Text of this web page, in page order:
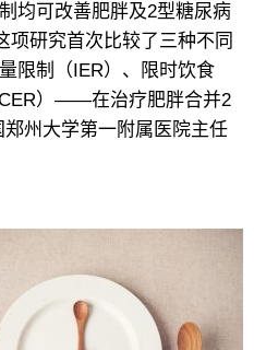
均可改善肥胖及2型糖尿病
项研究首次比较了三种不同
限制（IER）、限时饮食
CER）——在治疗肥胖合并2
州大学第一附属医院主任